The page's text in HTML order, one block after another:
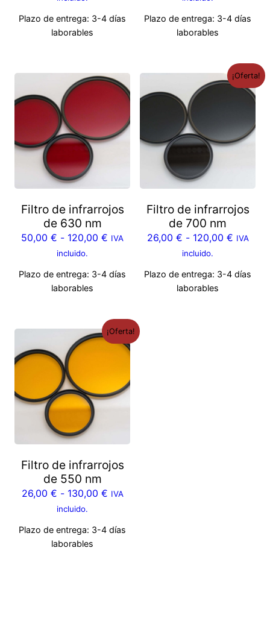
Plazo de entrega: 3-4 días
laborables
Plazo de entrega: 3-4 días
laborables
Filtro de infrarrojos
de 630 nm
50,00 € - 120,00 € IVA
incluido.
Plazo de entrega: 3-4 días
laborables
¡Oferta!
Filtro de infrarrojos
de 700 nm
26,00 € - 120,00 € IVA
incluido.
Plazo de entrega: 3-4 días
laborables
¡Oferta!
Filtro de infrarrojos
de 550 nm
26,00 € - 130,00 € IVA
incluido.
Plazo de entrega: 3-4 días
laborables